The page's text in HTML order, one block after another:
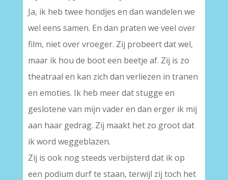
Ja, ik heb twee hondjes en dan wandelen we
wel eens samen. En dan praten we veel over
film, niet over vroeger. Zij probeert dat wel,
maar ik hou de boot een beetje af. Zij is zo
theatraal en kan zich dan verliezen in tranen
en emoties. Ik heb meer dat stugge en
geslotene van mijn vader en dan erger ik mij
aan haar gedrag. Zij maakt het zo groot dat
ik word weggeblazen.
Zij is ook nog steeds verbijsterd dat ik op
een podium durf te staan, terwijl zij toch het